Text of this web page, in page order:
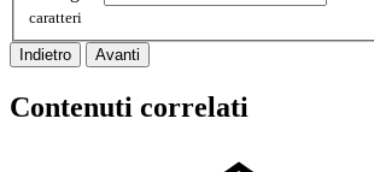
caratteri
Indietro Avanti
Contenuti correlati